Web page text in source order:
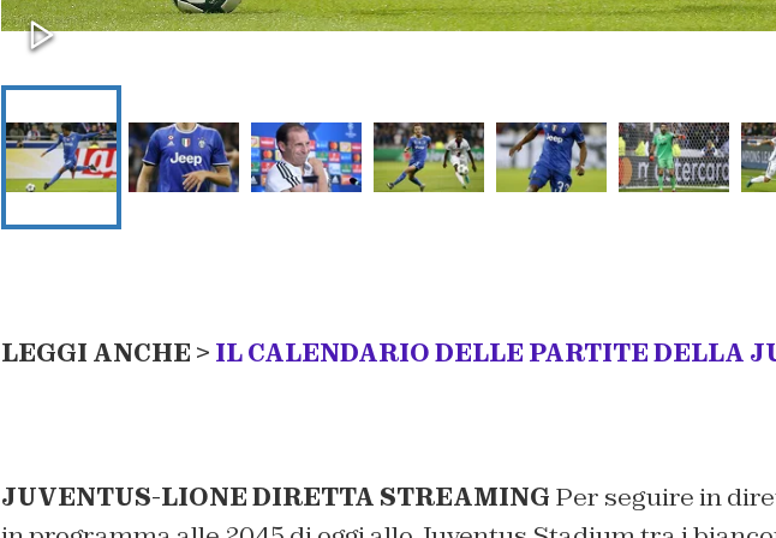
LEGGI ANCHE > IL CALENDARIO DELLE PARTITE DELLA
JUVENTUS-LIONE DIRETTA STREAMING Per seguire in